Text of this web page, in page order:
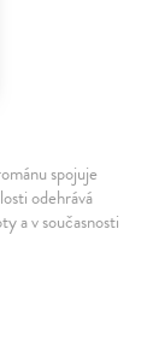
spojuje
odehrává
a v současnosti